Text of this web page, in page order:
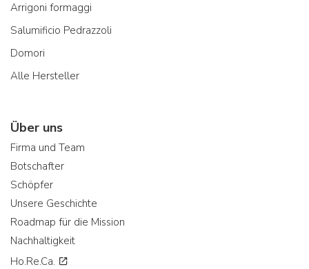
Arrigoni formaggi
Salumificio Pedrazzoli
Domori
Alle Hersteller
Über uns
Firma und Team
Botschafter
Schöpfer
Unsere Geschichte
Roadmap für die Mission
Nachhaltigkeit
Ho.Re.Ca.